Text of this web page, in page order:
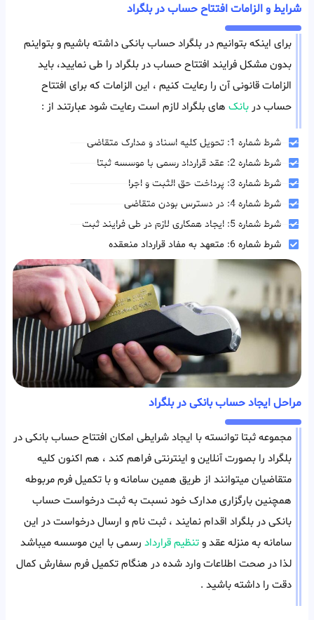
شرایط و الزامات افتتاح حساب در بلگراد
برای اینکه بتوانیم در بلگراد حساب بانکی داشته باشیم و بتواینم
بدون مشکل فرایند افتتاح حساب در بلگراد را طی نمایید، باید
الزامات قانونی آن را رعایت کنیم ، این الزامات که برای افتتاح
حساب در بانک های بلگراد لازم است رعایت شود عبارتند از :
شرط شماره 1: تحویل کلیه اسناد و مدارک متقاضی
شرط شماره 2: عقد قرارداد رسمی با موسسه ثبتا
شرط شماره 3: پرداخت حق الثبت و اجرا
شرط شماره 4: در دسترس بودن متقاضی
شرط شماره 5: ایجاد همکاری لازم در طی فرایند ثبت
شرط شماره 6: متعهد به مفاد قرارداد منعقده
مراحل ایجاد حساب بانکی در بلگراد
مجموعه ثبتا توانسته با ایجاد شرایطی امکان افتتاح حساب بانکی در
بلگراد را بصورت آنلاین و اینترنتی فراهم کند ، هم اکنون کلیه
متقاضیان میتوانند از طریق همین سامانه و با تکمیل فرم مربوطه
همچنین بارگزاری مدارک خود نسبت به ثبت درخواست حساب
بانکی در بلگراد اقدام نمایند ، ثبت نام و ارسال درخواست در این
سامانه به منزله عقد وتنظیم قرارداد رسمی با این موسسه میباشد
لذا در صحت اطلاعات وارد شده در هنگام تکمیل فرم سفارش کمال
دقت را داشته باشید .